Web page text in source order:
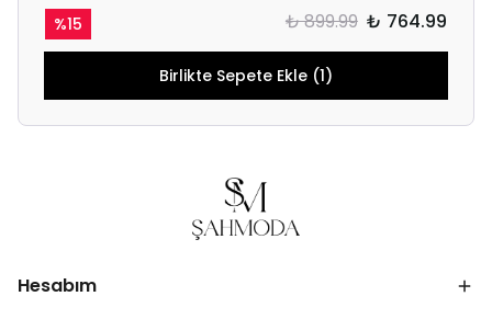
%15 ₺ 899.99 ₺ 764.99
Birlikte Sepete Ekle (1)
Hesabım